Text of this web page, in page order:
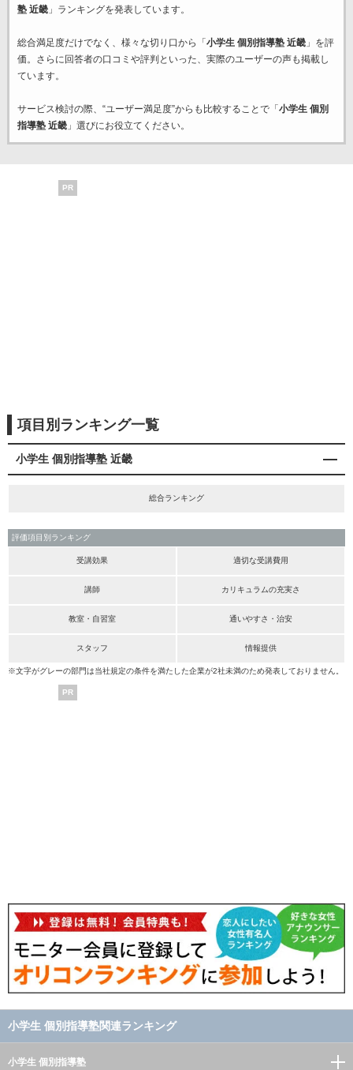
塾 近畿」ランキングを発表しています。
総合満足度だけでなく、様々な切り口から「 小学生 個別指導塾 近畿」を評
価。さらに回答者の口コミや評判といった、実際のユーザーの声も掲載し
ています。
サービス検討の際、“ユーザー満足度”からも比較することで「 小学生 個別
指導塾 近畿」選びにお役立てください。
PR
項目別ランキング一覧
小学生 個別指導塾 近畿
総合ランキング
評価項目別ランキング
受講効果 適切な受講費用
講師 カリキュラムの充実さ
教室・自習室 通いやすさ・治安
スタッフ 情報提供
※文字がグレーの部門は当社規定の条件を満たした企業が2社未満のため発表しておりません。
PR
小学生 個別指導塾関連ランキング
小学生 個別指導塾